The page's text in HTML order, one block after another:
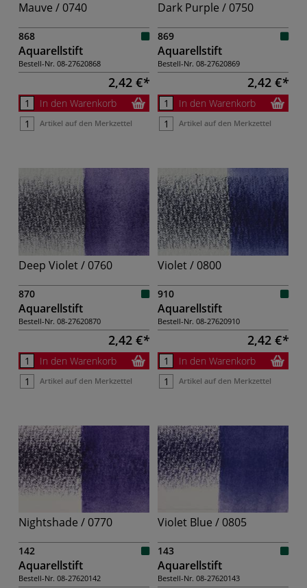
Mauve / 0740
868
Aquarellstift
Bestell-Nr. 08-27620868
2,42 €
In den Warenkorb
Artikel auf den Merkzettel
Dark Purple / 0750
869
Aquarellstift
Bestell-Nr. 08-27620869
2,42 €
In den Warenkorb
Artikel auf den Merkzettel
Deep Violet / 0760
870
Aquarellstift
Bestell-Nr. 08-27620870
2,42 €
In den Warenkorb
Artikel auf den Merkzettel
Violet / 0800
910
Aquarellstift
Bestell-Nr. 08-27620910
2,42 €
In den Warenkorb
Artikel auf den Merkzettel
Nightshade / 0770
142
Aquarellstift
Bestell-Nr. 08-27620142
Violet Blue / 0805
143
Aquarellstift
Bestell-Nr. 08-27620143